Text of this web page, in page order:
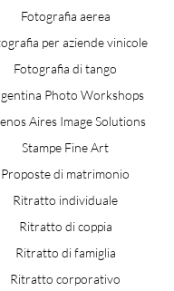
Fotografia aerea
per aziende vinicole
Fotografia di tango
Photo Workshops
Aires Image Solutions
Stampe Fine Art
Proposte di matrimonio
Ritratto individuale
Ritratto di coppia
Ritratto di famiglia
Ritratto corporativo